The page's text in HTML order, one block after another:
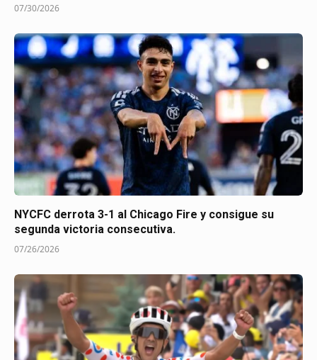
07/30/2026
NYCFC derrota 3-1 al Chicago Fire y consigue su
segunda victoria consecutiva.
07/26/2026